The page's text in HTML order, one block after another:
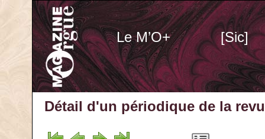
Le M’O+ [Sic]
Détail d'un périodique de la